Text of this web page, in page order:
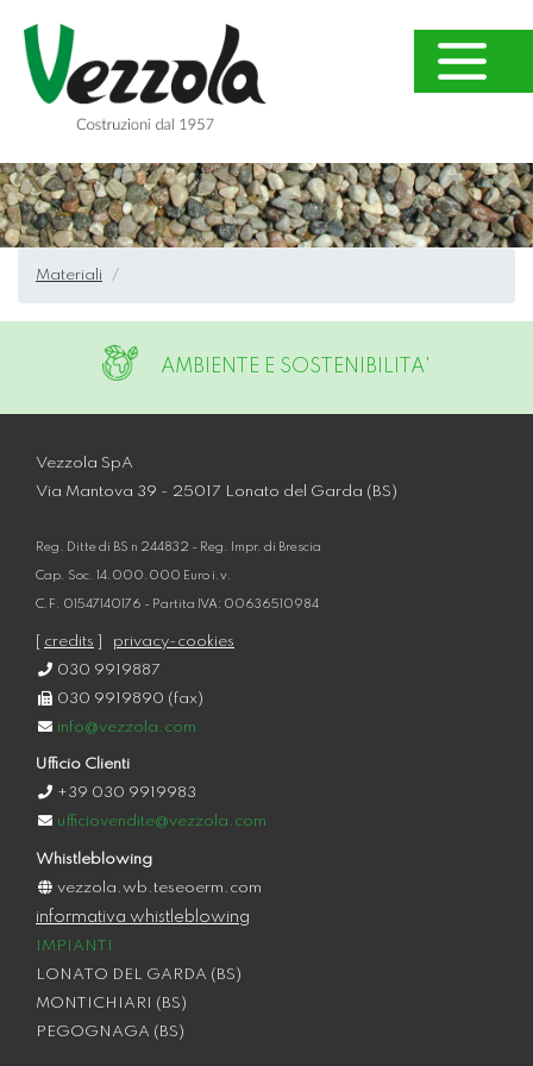
Materiali
AMBIENTE E SOSTENIBILITA'
Vezzola SpA
Via Mantova 39 - 25017 Lonato del Garda (BS)
Reg. Ditte di BS n 244832 - Reg. Impr. di Brescia
Cap. Soc. 14.000.000 Euro i.v.
C.F. 01547140176 - Partita IVA: 00636510984
credits
privacy-cookies
030 9919887
030 9919890 (fax)
info@vezzola.com
Ufficio Clienti
+39 030 9919983
ufficiovendite@vezzola.com
Whistleblowing
vezzola.wb.teseoerm.com
informativa whistleblowing
IMPIANTI
LONATO DEL GARDA (BS)
MONTICHIARI (BS)
PEGOGNAGA (BS)